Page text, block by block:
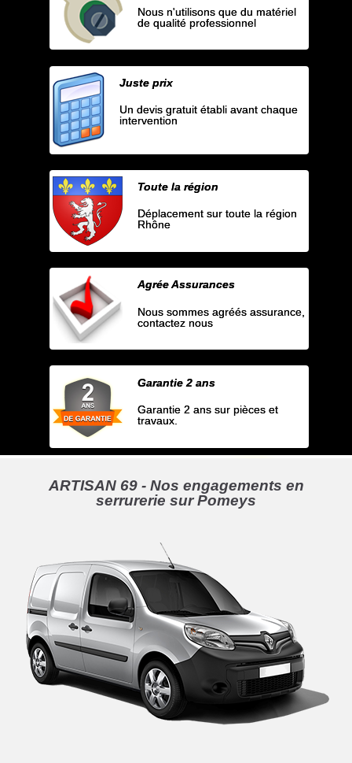
Nous n'utilisons que du matériel
de qualité professionnel
Juste prix
Un devis gratuit établi avant chaque
intervention
Toute la région
Déplacement sur toute la région
Rhône
Agrée Assurances
Nous sommes agréés assurance,
contactez nous
Garantie 2 ans
Garantie 2 ans sur pièces et
travaux.
ARTISAN 69 - Nos engagements en
serrurerie sur Pomeys